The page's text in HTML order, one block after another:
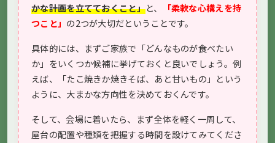
かな計画を立てておくこと」と、
「柔軟な心構えを持
つこと」 の2つが大切だということです。
具体的には、まずご家族で「どんなものが食べたい
か」をいくつか候補に挙げておくと良いでしょう。例
えば、「たこ焼きか焼きそば、あと甘いもの」という
ように、大まかな方向性を決めておくんです。
そして、会場に着いたら、まず全体を軽く一周して、
屋台の配置や種類を把握する時間を設けてみてくださ